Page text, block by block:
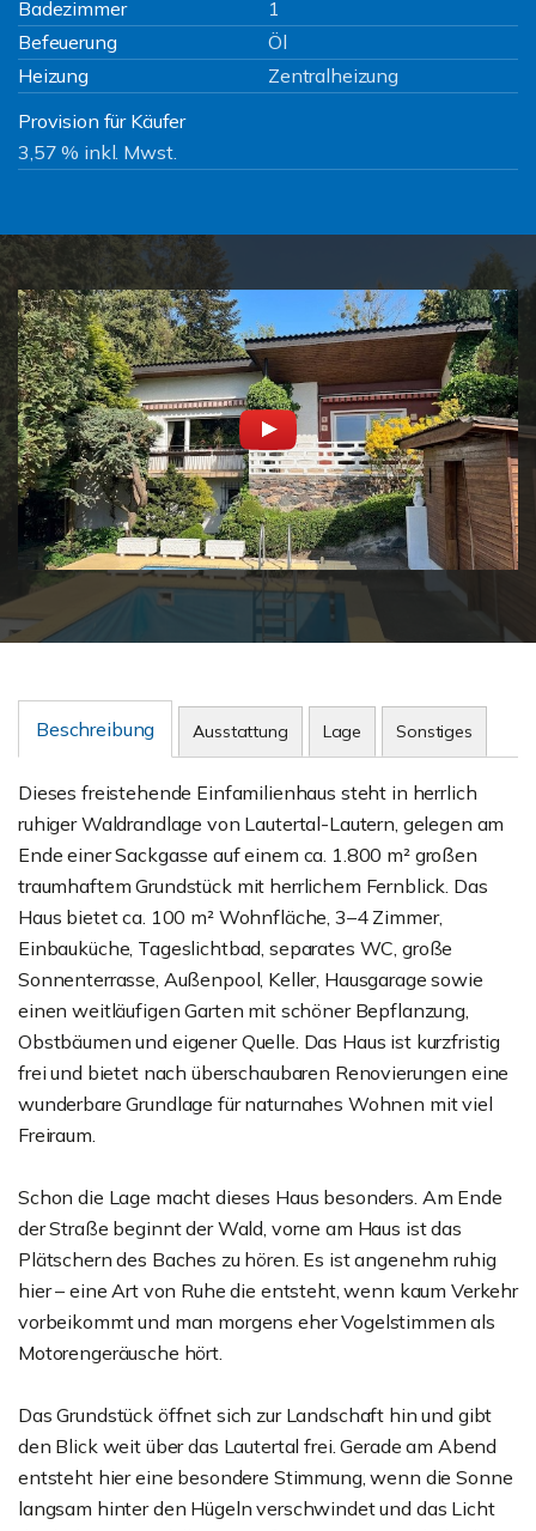
Badezimmer
1
Befeuerung
Öl
Heizung
Zentralheizung
Provision für Käufer
3,57 % inkl. Mwst.
Beschreibung Ausstattung Lage Sonstiges
Dieses freistehende Einfamilienhaus steht in herrlich
ruhiger Waldrandlage von Lautertal-Lautern, gelegen am
Ende einer Sackgasse auf einem ca. 1.800 m² großen
traumhaftem Grundstück mit herrlichem Fernblick. Das
Haus bietet ca. 100 m² Wohnfläche, 3–4 Zimmer,
Einbauküche, Tageslichtbad, separates WC, große
Sonnenterrasse, Außenpool, Keller, Hausgarage sowie
einen weitläufigen Garten mit schöner Bepflanzung,
Obstbäumen und eigener Quelle. Das Haus ist kurzfristig
frei und bietet nach überschaubaren Renovierungen eine
wunderbare Grundlage für naturnahes Wohnen mit viel
Freiraum.
Schon die Lage macht dieses Haus besonders. Am Ende
der Straße beginnt der Wald, vorne am Haus ist das
Plätschern des Baches zu hören. Es ist angenehm ruhig
hier – eine Art von Ruhe die entsteht, wenn kaum Verkehr
vorbeikommt und man morgens eher Vogelstimmen als
Motorengeräusche hört.
Das Grundstück öffnet sich zur Landschaft hin und gibt
den Blick weit über das Lautertal frei. Gerade am Abend
entsteht hier eine besondere Stimmung, wenn die Sonne
langsam hinter den Hügeln verschwindet und das Licht